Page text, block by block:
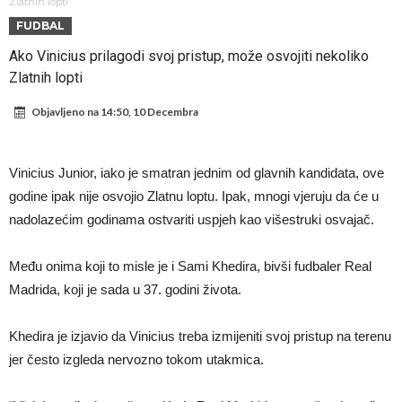
odabrao!
Marciniak objasnio zašto nije isključio Messija: Navijači i stručnjaci su
zaprepašteni njegovim riječima
Milan smanjuje tim
Zverev se odmah “raspao”
Infantino imao ljubavnicu: Isplivale skandalozne informacije, dobila je
novac od UEFA
Mourinho uvodi strogu disciplinu u Real Madrid. Ovo su tri nova
FUDBAL
Ako Vinicius prilagodi svoj pristup, može osvojiti nekoliko
Zlatnih lopti
Objavljeno na 14:50, 10 Decembra
Vinicius Junior, iako je smatran jednim od glavnih kandidata, ove
godine ipak nije osvojio Zlatnu loptu. Ipak, mnogi vjeruju da će u
nadolazećim godinama ostvariti uspjeh kao višestruki osvajač.
Među onima koji to misle je i Sami Khedira, bivši fudbaler Real
Madrida, koji je sada u 37. godini života.
Khedira je izjavio da Vinicius treba izmijeniti svoj pristup na terenu
jer često izgleda nervozno tokom utakmica.